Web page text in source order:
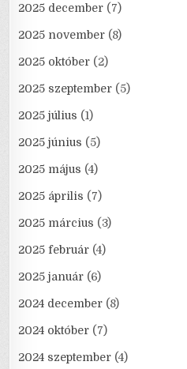
2025 december (7)
2025 november (8)
2025 október (2)
2025 szeptember (5)
2025 július (1)
2025 június (5)
2025 május (4)
2025 április (7)
2025 március (3)
2025 február (4)
2025 január (6)
2024 december (8)
2024 október (7)
2024 szeptember (4)